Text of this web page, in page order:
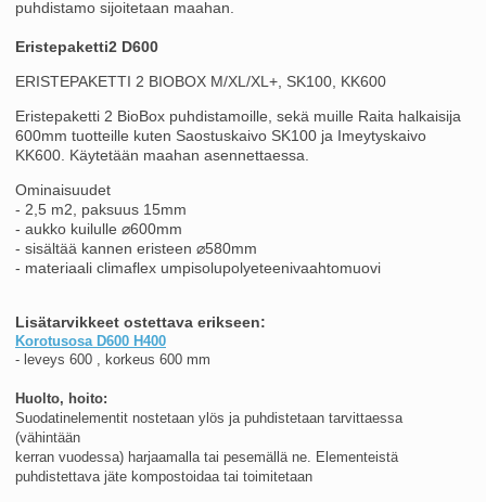
puhdistamo sijoitetaan maahan.
Eristepaketti2 D600
ERISTEPAKETTI 2 BIOBOX M/XL/XL+, SK100, KK600
Eristepaketti 2 BioBox puhdistamoille, sekä muille Raita halkaisija
600mm tuotteille kuten Saostuskaivo SK100 ja Imeytyskaivo
KK600. Käytetään maahan asennettaessa.
Ominaisuudet
- 2,5 m2, paksuus 15mm
- aukko kuilulle ⌀600mm
- sisältää kannen eristeen ⌀580mm
- materiaali climaflex umpisolupolyeteenivaahtomuovi
Lisätarvikkeet ostettava erikseen:
Korotusosa D600 H400
- leveys 600 , korkeus 600 mm
Huolto, hoito:
Suodatinelementit nostetaan ylös ja puhdistetaan tarvittaessa
(vähintään
kerran vuodessa) harjaamalla tai pesemällä ne. Elementeistä
puhdistettava jäte kompostoidaa tai toimitetaan